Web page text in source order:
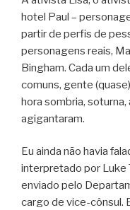
hotel Paul –
partir de perfis de
personagens reais,
Bingham. Cada um
comuns, gente
hora sombria,
agigantaram.
Eu ainda não havia
interpretado por Luke
enviado pelo
cargo de vice-cônsul.